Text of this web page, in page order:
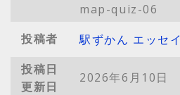
map-quiz-06
投稿者
駅ずかん エッセイ
投稿日
更新日
2026年6月10日